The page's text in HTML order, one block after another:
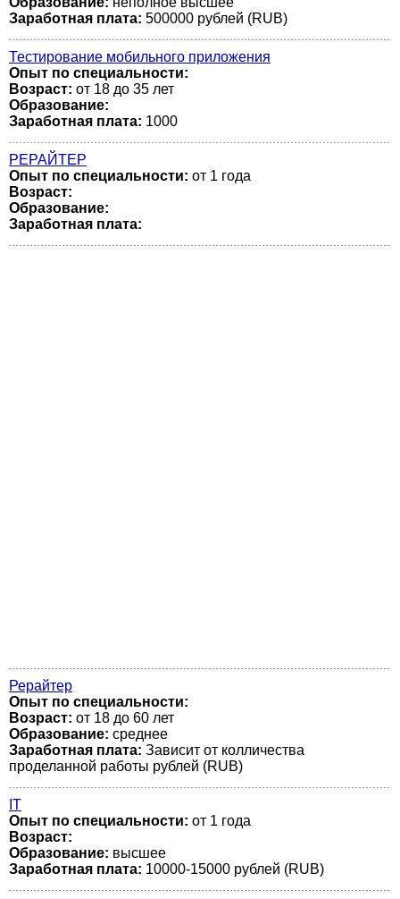
Заработная плата: 500000 рублей (RUB)
Тестирование мобильного приложения
Опыт по специальности:
Возраст: от 18 до 35 лет
Образование:
Заработная плата: 1000
РЕРАЙТЕР
Опыт по специальности: от 1 года
Возраст:
Образование:
Заработная плата:
Рерайтер
Опыт по специальности:
Возраст: от 18 до 60 лет
Образование: среднее
Заработная плата: Зависит от колличества
проделанной работы рублей (RUB)
IT
Опыт по специальности: от 1 года
Возраст:
Образование: высшее
Заработная плата: 10000-15000 рублей (RUB)